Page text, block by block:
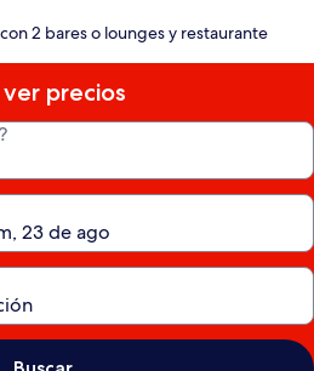
2 bares o lounges y restaurante
precios